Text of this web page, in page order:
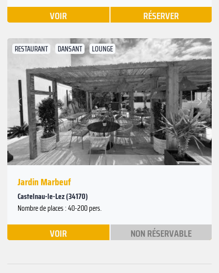
VOIR RÉSERVER
RESTAURANT DANSANT LOUNGE
Précédent
Suivant
Jardin Marbeuf
Castelnau-le-Lez (34170)
Nombre de places : 40-200 pers.
VOIR NON RÉSERVABLE